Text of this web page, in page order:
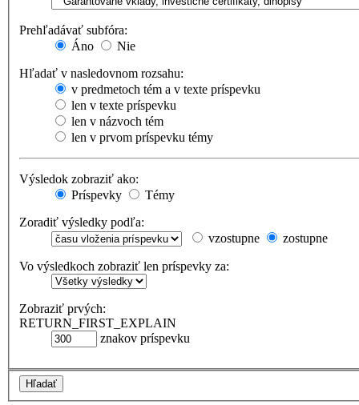
Prehľadávať subfóra:
Áno
Nie
Hľadať v nasledovnom rozsahu:
v predmetoch tém a v texte príspevku
len v texte príspevku
len v názvoch tém
len v prvom príspevku témy
Výsledok zobraziť ako:
Príspevky
Témy
Zoradiť výsledky podľa:
vzostupne
zostupne
Vo výsledkoch zobraziť len príspevky za:
Zobraziť prvých:
RETURN_FIRST_EXPLAIN
znakov príspevku